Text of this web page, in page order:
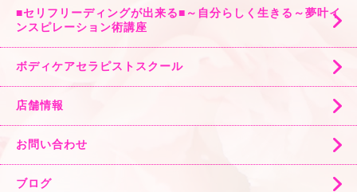
■セリフリーディングが出来る■～自分らしく生きる～夢叶イ
ンスピレーション術講座
ボディケアセラピストスクール
店舗情報
お問い合わせ
ブログ